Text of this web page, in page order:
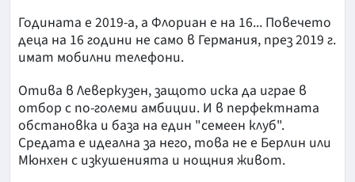
Годината е 2019-а, а Флориан е на 16... Повечето
деца на 16 години не само в Германия, през 2019 г.
имат мобилни телефони.
Отива в Леверкузен, защото иска да играе в
отбор с по-големи амбиции. И в перфектната
обстановка и база на един "семеен клуб".
Средата е идеална за него, това не е Берлин или
Мюнхен с изкушенията и нощния живот.